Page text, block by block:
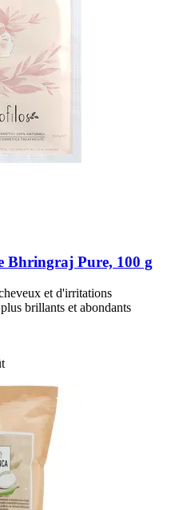
Bhringraj Pure, 100 g
et d'irritations
brillants et abondants